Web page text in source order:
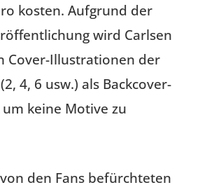
kosten. Aufgrund der
wird Carlsen
Cover-Illustrationen der
4, 6 usw.) als Backcover-
keine Motive zu
den Fans befürchteten